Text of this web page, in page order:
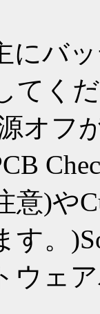
にバ
てく
オフ
意)や
す。
ウェ